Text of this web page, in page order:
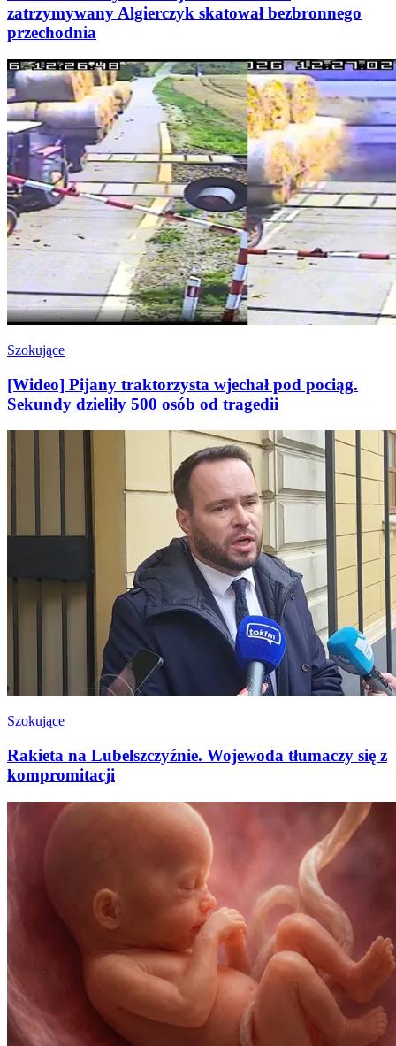
zatrzymywany Algierczyk skatował bezbronnego
przechodnia
Szokujące
[Wideo] Pijany traktorzysta wjechał pod pociąg.
Sekundy dzieliły 500 osób od tragedii
Szokujące
Rakieta na Lubelszczyźnie. Wojewoda tłumaczy się z
kompromitacji